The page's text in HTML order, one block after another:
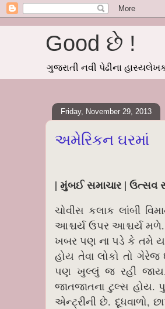
Good છે !
ગુજરાતી નવી પેઢીના
Friday, November 29, 2013
અમેરિકન ઘરમાં
| મુંબઈ સમાચાર | ઉત્સવ
ચોવીસ કલાક લાંબી
આશ્ચર્ય ઉપર આશ્ચર્ય
ખબર પણ ના પડે કે તમે
હોય તેવા લોકો તો
પણ ખુલ્લું જ રહી જાય.
જાતજાતના ટુલ્સ હોય.
એન્ટ્રીની છે. દૂધવાળો,